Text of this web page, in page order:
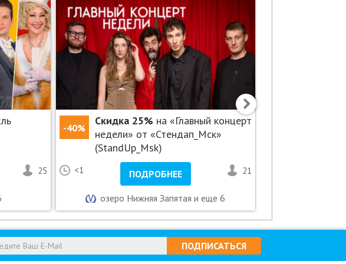
на
25
-40%
Скидка 25% на «Главный концерт
недели» от «Стендап_Мск»
(StandUp_Msk)
<1 ПОДРОБНЕЕ 21
озеро Нижняя Запятая и еще 6
ПОДПИСАТЬСЯ